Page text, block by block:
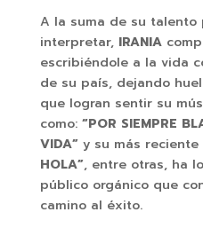
A la suma de su talento
interpretar, IRANIA
escribiéndole a la vida
de su país, dejando
que logran sentir su
como: “POR SIEMPRE
VIDA” y su más reciente
HOLA”, entre otras, ha
público orgánico que
camino al éxito.